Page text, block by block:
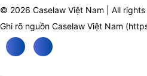
© 2026 Caselaw Việt Nam | All rights
Ghi rõ nguồn Caselaw Việt Nam (